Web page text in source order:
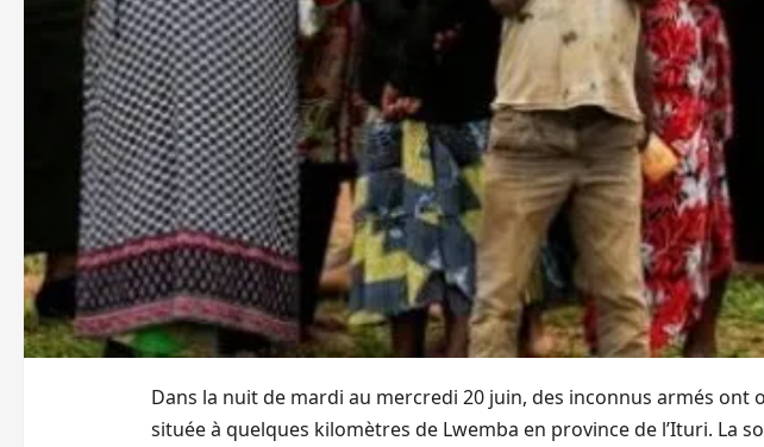
Dans la nuit de mardi au mercredi 20 juin, des inconnus armés
située à quelques kilomètres de Lwemba en province de l’Ituri. La